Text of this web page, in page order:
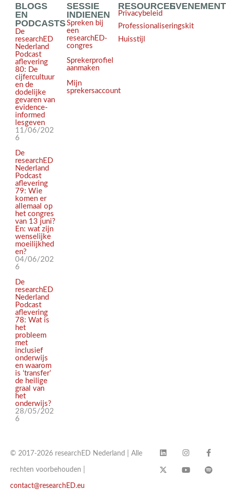
BLOGS
EN
PODCASTS
De
researchED
Nederland
Podcast
aflevering
80: De
cijfercultuur
en de
dodelijke
gevaren van
evidence-
informed
lesgeven
11/06/202
6
De
researchED
Nederland
Podcast
aflevering
79: Wie
komen er
allemaal op
het congres
van 13 juni?
En: wat zijn
wenselijke
moeilijkhed
en?
04/06/202
6
De
researchED
Nederland
Podcast
aflevering
78: Wat is
het
probleem
met
inclusief
onderwijs
en waarom
is ‘transfer’
de heilige
graal van
het
onderwijs?
28/05/202
6
SESSIE
INDIENEN
Spreken bij
een
researchED-
congres
Sprekerprofiel
aanmaken
Mijn
sprekersaccount
RESOURCES
Privacybeleid
Professionaliseringskit
Huisstijl
© 2017-2026 researchED Nederland | Alle
rechten voorbehouden |
contact@researchED.eu